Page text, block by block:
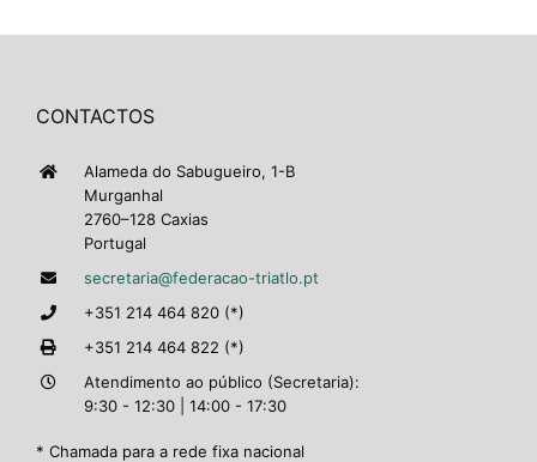
CONTACTOS
Alameda do Sabugueiro, 1-B
Murganhal
2760–128 Caxias
Portugal
secretaria@federacao-triatlo.pt
+351 214 464 820 (*)
+351 214 464 822 (*)
Atendimento ao público (Secretaria):
9:30 - 12:30 | 14:00 - 17:30
* Chamada para a rede fixa nacional